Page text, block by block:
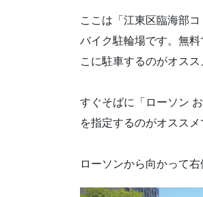
ここは「江東区臨海部
バイク駐輪場です。無
こに駐車するのがオスス
すぐそばに「ローソン
を指定するのがオススメ
ローソンから向かって